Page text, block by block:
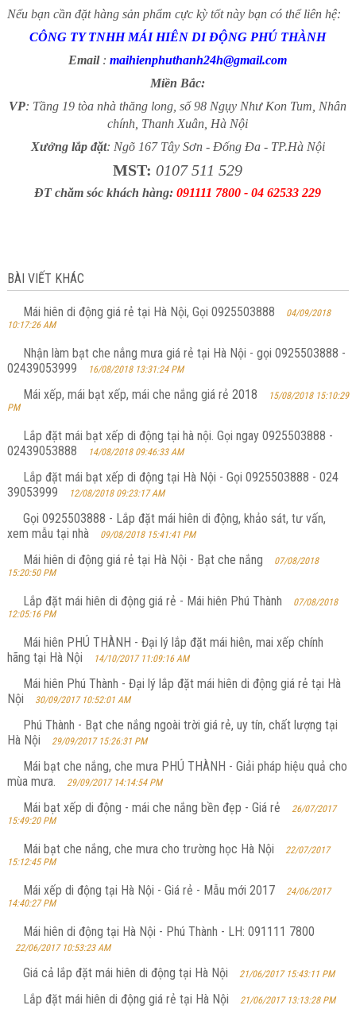
Nếu bạn cần đặt hàng sản phẩm cực kỳ tốt này bạn có thể liên hệ:
CÔNG TY TNHH MÁI HIÊN DI ĐỘNG PHÚ THÀNH
Email :maihienphuthanh24h@gmail.com
Miền Bắc:
VP: Tầng 19 tòa nhà thăng long, số 98 Ngụy Như Kon Tum, Nhân
chính, Thanh Xuân, Hà Nội
Xưởng lắp đặt: Ngõ 167 Tây Sơn - Đống Đa - TP.Hà Nội
MST:0107 511 529
ĐT chăm sóc khách hàng:091111 7800 - 04 62533 229
BÀI VIẾT KHÁC
Mái hiên di động giá rẻ tại Hà Nội, Gọi 0925503888 04/09/2018
10:17:26 AM
Nhận làm bạt che nắng mưa giá rẻ tại Hà Nội - gọi 0925503888 -
02439053999
16/08/2018 13:31:24 PM
Mái xếp, mái bạt xếp, mái che nắng giá rẻ 2018 15/08/2018 15:10:29
PM
Lắp đặt mái bạt xếp di động tại hà nội. Gọi ngay 0925503888 -
02439053888
14/08/2018 09:46:33 AM
Lắp đặt mái bạt xếp di động tại Hà Nội - Gọi 0925503888 - 024
39053999
12/08/2018 09:23:17 AM
Gọi 0925503888 - Lắp đặt mái hiên di động, khảo sát, tư vấn,
xem mẫu tại nhà
09/08/2018 15:41:41 PM
Mái hiên di động giá rẻ tại Hà Nội - Bạt che nắng 07/08/2018
15:20:50 PM
Lắp đặt mái hiên di động giá rẻ - Mái hiên Phú Thành
07/08/2018
12:05:16 PM
Mái hiên PHÚ THÀNH - Đại lý lắp đặt mái hiên, mai xếp chính
hãng tại Hà Nội
14/10/2017 11:09:16 AM
Mái hiên Phú Thành - Đại lý lắp đặt mái hiên di động giá rẻ tại Hà
Nội
30/09/2017 10:52:01 AM
Phú Thành - Bạt che nắng ngoài trời giá rẻ, uy tín, chất lượng tại
Hà Nội
29/09/2017 15:26:31 PM
Mái bạt che nắng, che mưa PHÚ THÀNH - Giải pháp hiệu quả cho
mùa mưa.
29/09/2017 14:14:54 PM
Mái bạt xếp di động - mái che nắng bền đẹp - Giá rẻ 26/07/2017
15:49:20 PM
Mái bạt che nắng, che mưa cho trường học Hà Nội
22/07/2017
15:12:45 PM
Mái xếp di động tại Hà Nội - Giá rẻ - Mẫu mới 2017
24/06/2017
14:40:27 PM
Mái hiên di động tại Hà Nội - Phú Thành - LH: 091111 7800
22/06/2017 10:53:23 AM
Giá cả lắp đặt mái hiên di động tại Hà Nội 21/06/2017 15:43:11 PM
Lắp đặt mái hiên di động giá rẻ tại Hà Nội 21/06/2017 13:13:28 PM